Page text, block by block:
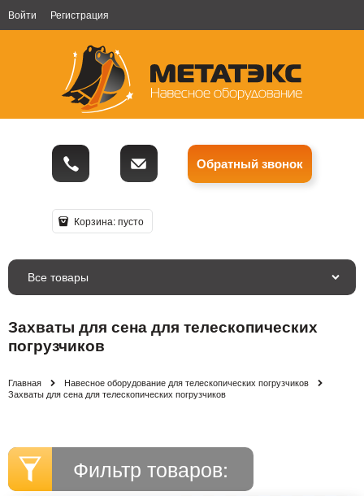
Войти Регистрация
Обратный звонок
Корзина:пусто
Все товары
Захваты для сена для телескопических
погрузчиков
Главная
Навесное оборудование для телескопических погрузчиков
Захваты для сена для телескопических погрузчиков
Фильтр товаров: